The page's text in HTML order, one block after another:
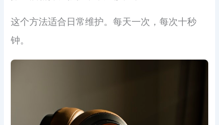
这个方法适合日常维护。每天一次，每次十秒
钟。